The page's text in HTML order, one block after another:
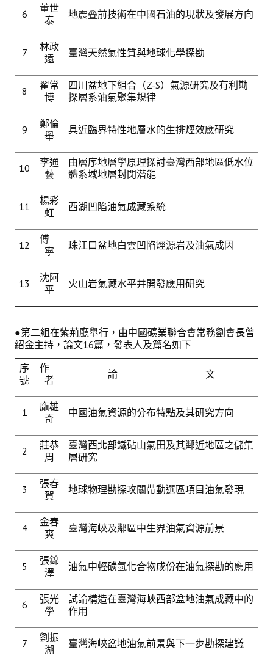
6
董世
泰
地震叠前技術在中國石油的現狀及發展方向
7
林政
遠
臺灣天然氣性質與地球化學探勘
8
翟常
博
四川盆地下組合（Z-S）氣源研究及有利勘
探層系油氣聚集規律
9
鄭倫
舉
具近臨界特性地層水的生排烴效應研究
10
李通
藝
由層序地層學原理探討臺灣西部地區低水位
體系域地層封閉潜能
11
楊彩
虹
西湖凹陷油氣成藏系統
12
傅
寧
珠江口盆地白雲凹陷烴源岩及油氣成因
13
沈阿
平
火山岩氣藏水平井開發應用研究
●第二組在紫荊廳舉行，由中國礦業聯合會常務劉會長曾
紹金主持，論文16篇，發表人及篇名如下
序
號
作
者
論 文
1
龐雄
奇
中國油氣資源的分布特點及其研究方向
2
莊恭
周
臺灣西北部鐵砧山氣田及其鄰近地區之儲集
層研究
3
張春
賀
地球物理勘探攻關帶動選區項目油氣發現
4
金春
爽
臺灣海峽及鄰區中生界油氣資源前景
5
張錦
澤
油氣中輕碳氫化合物成份在油氣探勘的應用
6
張光
學
試論構造在臺灣海峽西部盆地油氣成藏中的
作用
7
劉振
湖
臺灣海峽盆地油氣前景與下一步勘探建議